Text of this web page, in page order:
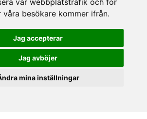
vår webbplatstrafik och för
besökare kommer ifrån.
Jag accepterar
Jag avböjer
mina inställningar